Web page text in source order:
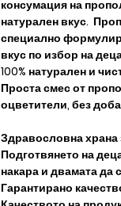
консумация на
натурален вкус.
специално
вкус по избор на
100% натурален и
Проста смес от
оцветители, без
Здравословна храна
Подготвянето на
накара и двамата да
Гарантирано